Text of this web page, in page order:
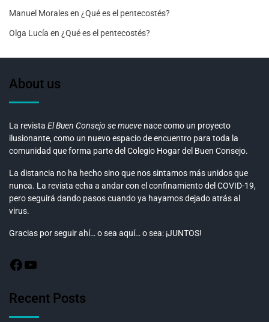
Manuel Moralesen ¿Qué es el pentecostés?
Olga Lucía en ¿Qué es el pentecostés?
About us
La revista El Buen Consejo se mueve nace como un proyecto
ilusionante, como un nuevo espacio de encuentro para toda la
comunidad que forma parte del Colegio Hogar del Buen Consejo.
La distancia no ha hecho sino que nos sintamos más unidos que
nunca. La revista echa a andar con el confinamiento del COVID-19,
pero seguirá dando pasos cuando ya hayamos dejado atrás al
virus.
Gracias por seguir ahí… o sea aquí… o sea: ¡JUNTOS!
Recent Posts